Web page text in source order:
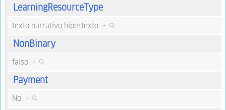
LearningResourceType
texto narrativo hipertexto +
NonBinary
falso +
Payment
No +